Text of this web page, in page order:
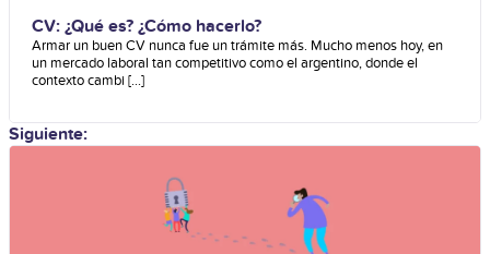
CV: ¿Qué es? ¿Cómo hacerlo?
Armar un buen CV nunca fue un trámite más. Mucho menos hoy, en
un mercado laboral tan competitivo como el argentino, donde el
contexto cambi [...]
Siguiente: